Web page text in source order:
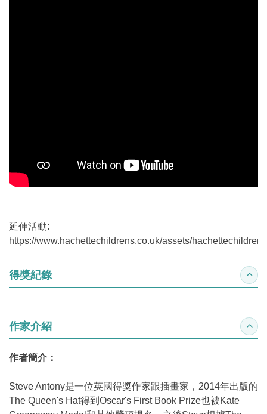
延伸活動:
https://www.hachettechildrens.co.uk/assets/
得獎紀錄 收合
作家介紹 收合
作者簡介：
Steve Antony是一位英國得獎作家跟插畫家，2014年出版的
The Queen's Hat得到Oscar's First Book Prize也被Kate